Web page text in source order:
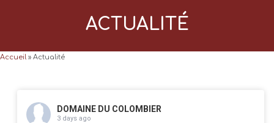
ACTUALITÉ
Accueil» Actualité
DOMAINE DU COLOMBIER
3 days ago